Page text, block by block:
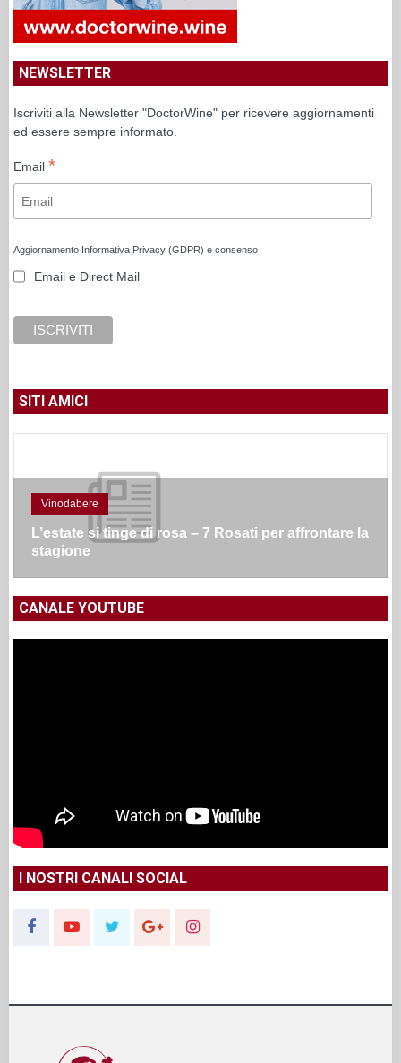
NEWSLETTER
Iscriviti alla Newsletter "DoctorWine" per ricevere aggiornamenti
ed essere sempre informato.
Email *
Aggiornamento Informativa Privacy (GDPR) e consenso
Email e Direct Mail
SITI AMICI
Vinodabere
L’estate si tinge di rosa – 7 Rosati per affrontare la
stagione
CANALE YOUTUBE
I NOSTRI CANALI SOCIAL